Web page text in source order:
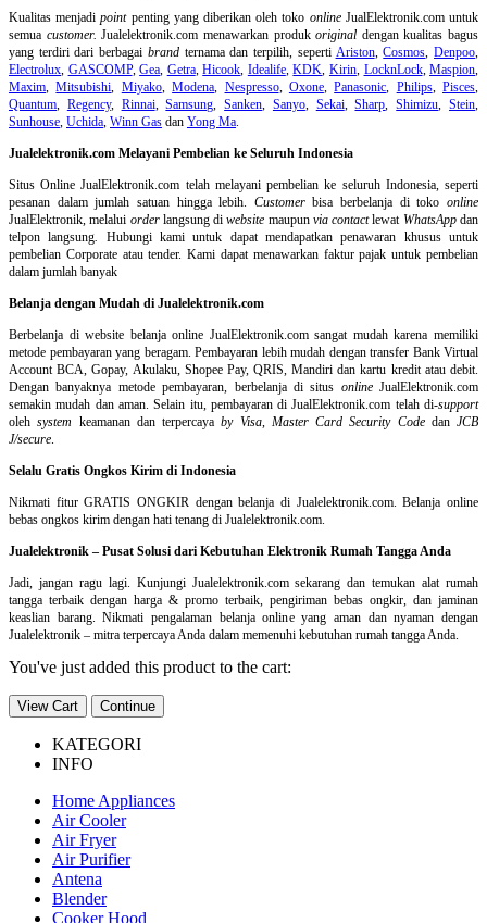
Kualitas menjadipointpenting yang diberikan oleh toko onlineJualElektronik.com untuk
semua customer. Jualelektronik.com menawarkan produkoriginal dengan kualitas bagus
yang terdiri dari berbagai brandternama dan terpilih, seperti Ariston,Cosmos,Denpoo,
Electrolux, GASCOMP,Gea, Getra,Hicook, Idealife,KDK, Kirin, LocknLock,Maspion,
Maxim,Mitsubishi, Miyako,Modena, Nespresso, Oxone,Panasonic, Philips, Pisces,
Quantum, Regency, Rinnai,Samsung,Sanken, Sanyo, Sekai,Sharp,Shimizu,Stein,
Sunhouse, Uchida, Winn Gas dan Yong Ma.
Jualelektronik.com Melayani Pembelian ke Seluruh Indonesia
Situs Online JualElektronik.com telah melayani pembelian ke seluruh Indonesia, seperti
pesanan dalam jumlah satuan hingga lebih. Customerbisa berbelanja di tokoonline
JualElektronik, melalui orderlangsung diwebsite maupun via contactlewat WhatsAppdan
telpon langsung. Hubungi kami untuk dapat mendapatkan penawaran khusus untuk
pembelian Corporate atau tender. Kami dapat menawarkan faktur pajak untuk pembelian
dalam jumlah banyak
Belanja dengan Mudah di Jualelektronik.com
Berbelanja diwebsite belanja online JualElektronik.com sangat mudah karena memiliki
metode pembayaran yang beragam. Pembayaran lebih mudah dengan transfer Bank Virtual
Account BCA, Gopay, Akulaku, Shopee Pay, QRIS, Mandiri dan kartu kredit atau debit.
Dengan banyaknya metode pembayaran, berbelanja di situs onlineJualElektronik.com
semakin mudah dan aman. Selain itu, pembayaran di JualElektronik.com telah di-support
olehsystem keamanan dan terpercayaby Visa, Master Card Security Codedan JCB
J/secure.
Selalu Gratis Ongkos Kirim di Indonesia
Nikmati fitur GRATIS ONGKIR dengan belanja di Jualelektronik.com. Belanja online
bebas ongkos kirim dengan hati tenang di Jualelektronik.com.
Jualelektronik – Pusat Solusi dari Kebutuhan Elektronik Rumah Tangga Anda
Jadi, jangan ragu lagi. Kunjungi Jualelektronik.com sekarang dan temukan alat rumah
tangga terbaik dengan harga & promo terbaik, pengiriman bebas ongkir, dan jaminan
keaslian barang. Nikmati pengalaman belanja online yang aman dan nyaman dengan
Jualelektronik – mitra terpercaya Anda dalam memenuhi kebutuhan rumah tangga Anda.
You've just added this product to the cart:
View Cart Continue
KATEGORI
INFO
Home Appliances
Air Cooler
Air Fryer
Air Purifier
Antena
Blender
Cooker Hood